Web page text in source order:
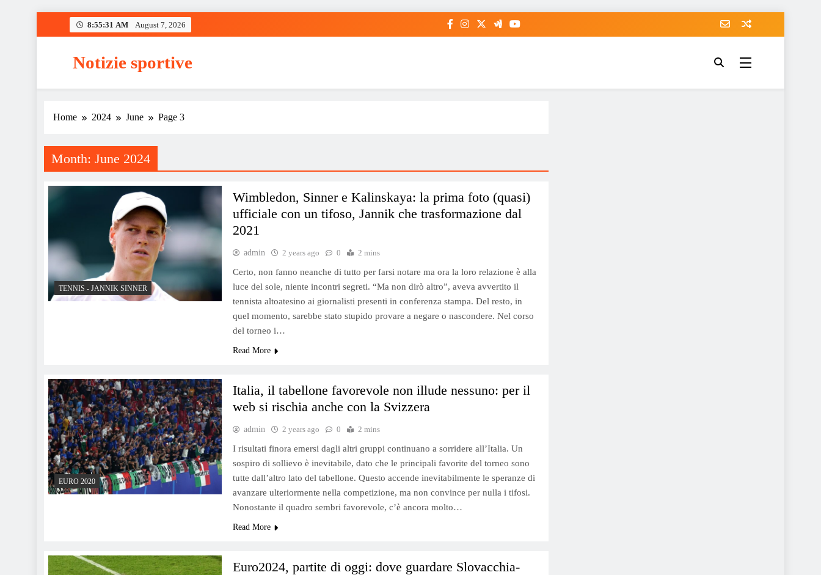
8:55:32 AM August 7, 2026
Notizie sportive
Home 2024 June Page 3
Month: June 2024
TENNIS - JANNIK SINNER
Wimbledon, Sinner e Kalinskaya: la prima foto (quasi)
ufficiale con un tifoso, Jannik che trasformazione dal
2021
admin 2 years ago 0 2 mins
Certo, non fanno neanche di tutto per farsi notare ma ora la loro relazione è alla
luce del sole, niente incontri segreti. “Ma non dirò altro”, aveva avvertito il
tennista altoatesino ai giornalisti presenti in conferenza stampa. Del resto, in
quel momento, sarebbe stato stupido provare a negare o nascondere. Nel corso
del torneo i…
Read More
EURO 2020
Italia, il tabellone favorevole non illude nessuno: per il
web si rischia anche con la Svizzera
admin 2 years ago 0 2 mins
I risultati finora emersi dagli altri gruppi continuano a sorridere all’Italia. Un
sospiro di sollievo è inevitabile, dato che le principali favorite del torneo sono
tutte dall’altro lato del tabellone. Questo accende inevitabilmente le speranze di
avanzare ulteriormente nella competizione, ma non convince per nulla i tifosi.
Nonostante il quadro sembri favorevole, c’è ancora molto…
Read More
Euro2024, partite di oggi: dove guardare Slovacchia-